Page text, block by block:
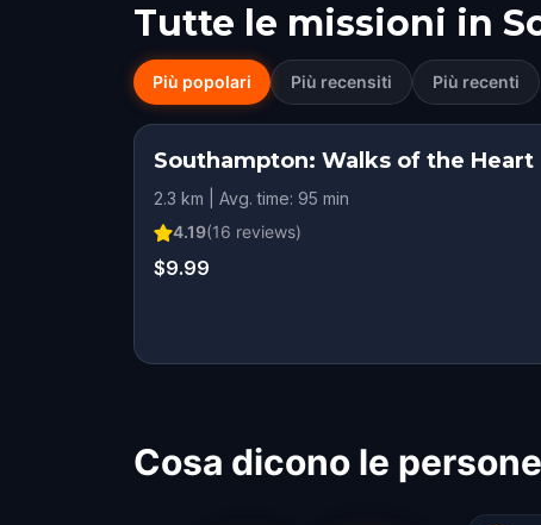
Tutte le missioni in
Più popolari Più recensiti Più recenti
Southampton: Walks of the Heart
2.3 km | Avg. time: 95 min
4.19(16 reviews)
$9.99
Cosa dicono le